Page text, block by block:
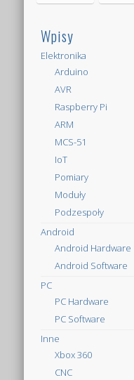
Wpisy
Elektronika
Arduino
AVR
Raspberry Pi
ARM
MCS-51
IoT
Pomiary
Moduły
Podzespoły
Android
Android Hardware
Android Software
PC
PC Hardware
PC Software
Inne
Xbox 360
CNC